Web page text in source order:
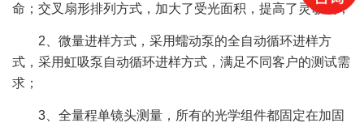
命；交叉扇形排列方式，加大了受光面积，提高了灵敏度；
2、微量进样方式，采用蠕动泵的全自动循环进样方
式，采用虹吸泵自动循环进样方式，满足不同客户的测试需
求；
3、全量程单镜头测量，所有的光学组件都固定在加固